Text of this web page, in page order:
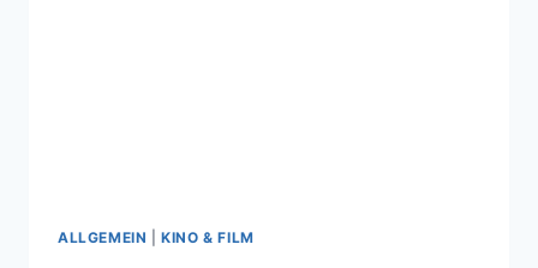
ALLGEMEIN |KINO & FILM